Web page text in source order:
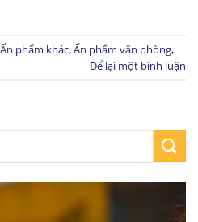
Ấn phẩm khác,Ấn phẩm văn phòng,
Để lại một bình luận